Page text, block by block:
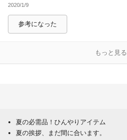
2020/1/9
参考になった
もっと見る
夏の必需品！ひんやりアイテム
夏の挨拶、まだ間に合います。